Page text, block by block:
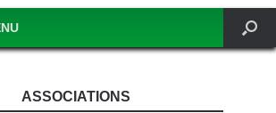
ASSOCIATIONS